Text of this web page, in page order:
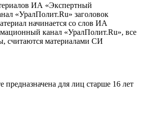
ИА «Экспертный
«УралПолит.Ru» заголовок
начинается со слов ИА
канал «УралПолит.Ru», все
считаются материалами СИ
предназначена для лиц старше 16 лет